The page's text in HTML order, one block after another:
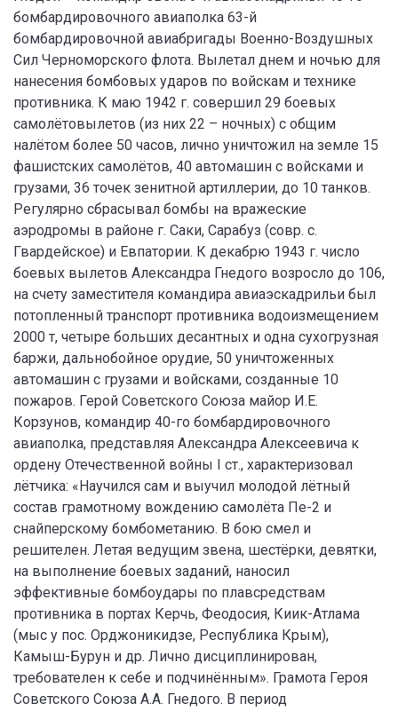
бомбардировочного авиаполка 63-й
бомбардировочной авиабригады Военно-Воздушных
Сил Черноморского флота. Вылетал днем и ночью для
нанесения бомбовых ударов по войскам и технике
противника. К маю 1942 г. совершил 29 боевых
самолётовылетов (из них 22 – ночных) с общим
налётом более 50 часов, лично уничтожил на земле 15
фашистских самолётов, 40 автомашин с войсками и
грузами, 36 точек зенитной артиллерии, до 10 танков.
Регулярно сбрасывал бомбы на вражеские
аэродромы в районе г. Саки, Сарабуз (совр. с.
Гвардейское) и Евпатории. К декабрю 1943 г. число
боевых вылетов Александра Гнедого возросло до 106,
на счету заместителя командира авиаэскадрильи был
потопленный транспорт противника водоизмещением
2000 т, четыре больших десантных и одна сухогрузная
баржи, дальнобойное орудие, 50 уничтоженных
автомашин с грузами и войсками, созданные 10
пожаров. Герой Советского Союза майор И.Е.
Корзунов, командир 40-го бомбардировочного
авиаполка, представляя Александра Алексеевича к
ордену Отечественной войны I ст., характеризовал
лётчика: «Научился сам и выучил молодой лётный
состав грамотному вождению самолёта Пе-2 и
снайперскому бомбометанию. В бою смел и
решителен. Летая ведущим звена, шестёрки, девятки,
на выполнение боевых заданий, наносил
эффективные бомбоудары по плавсредствам
противника в портах Керчь, Феодосия, Киик-Атлама
(мыс у пос. Орджоникидзе, Республика Крым),
Камыш-Бурун и др. Лично дисциплинирован,
требователен к себе и подчинённым». Грамота Героя
Советского Союза А.А. Гнедого. В период